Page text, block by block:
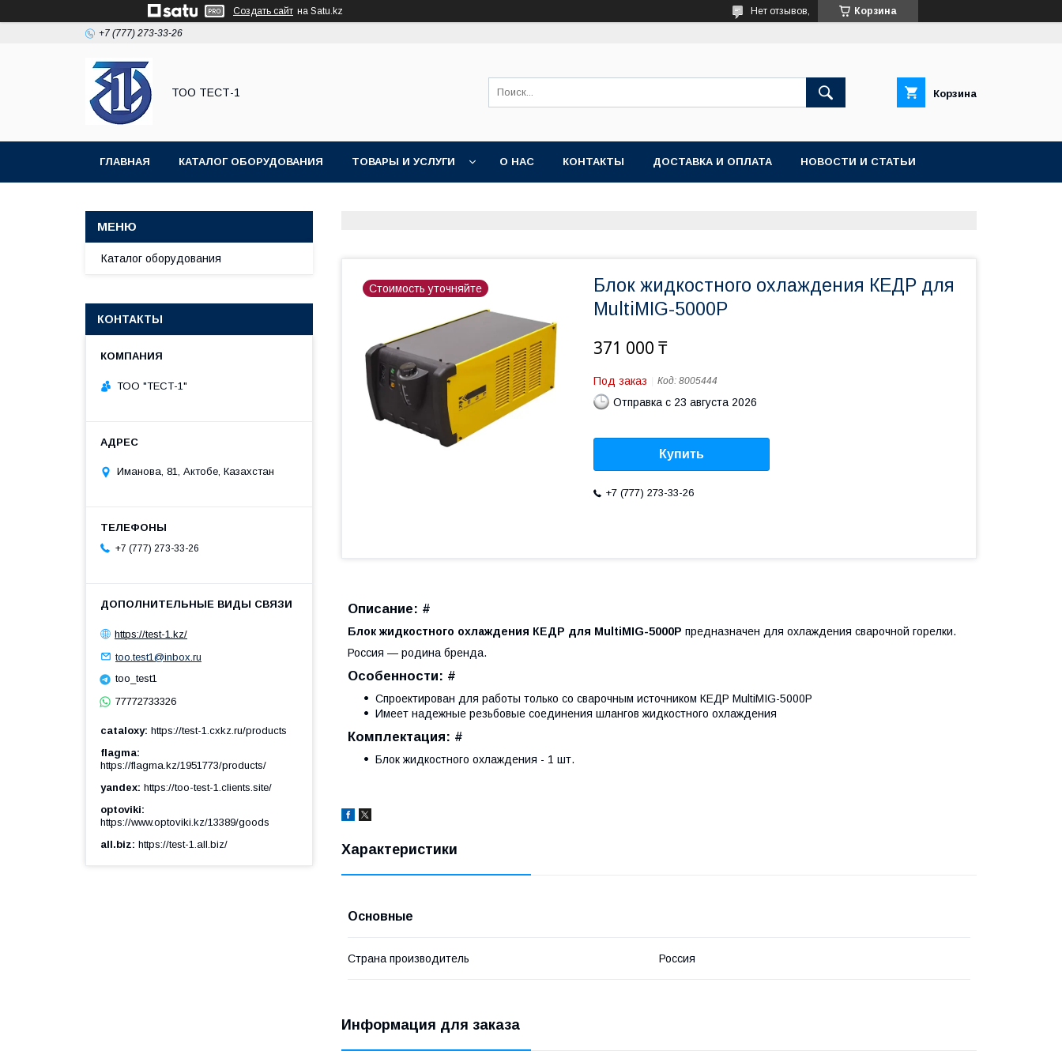
Создать сайт на Satu.kz Корзина
Нет отзывов,
+7 (777) 273-33-26
ТОО ТЕСТ-1 Корзина
ГЛАВНАЯ КАТАЛОГ ОБОРУДОВАНИЯ ТОВАРЫ И УСЛУГИ О НАС КОНТАКТЫ ДОСТАВКА И ОПЛАТА НОВОСТИ И СТАТЬИ
Стоимость уточняйте
Блок жидкостного охлаждения КЕДР для
MultiMIG-5000P
371 000 ₸
Под заказ Код: 8005444
Отправка с 23 августа 2026
Купить
+7 (777) 273-33-26
Описание: #
Блок жидкостного охлаждения КЕДР для MultiMIG-5000P предназначен для охлаждения сварочной горелки.
Россия — родина бренда.
Особенности: #
Спроектирован для работы только со сварочным источником КЕДР MultiMIG-5000Р
Имеет надежные резьбовые соединения шлангов жидкостного охлаждения
Комплектация: #
Блок жидкостного охлаждения - 1 шт.
Характеристики
Основные
Страна производитель Россия
Информация для заказа
Каталог оборудования
КОНТАКТЫ
ТОО "ТЕСТ-1"
Иманова, 81, Актобе, Казахстан
+7 (777) 273-33-26
https://test-1.kz/
too.test1@inbox.ru
too_test1
77772733326
cataloxy https://test-1.cxkz.ru/products
flagma
https://flagma.kz/1951773/products/
yandex https://too-test-1.clients.site/
optoviki
https://www.optoviki.kz/13389/goods
all.biz https://test-1.all.biz/